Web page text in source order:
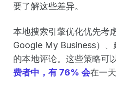
要了解这些差异。
本地搜索引擎优化优先考
Google My Business）
的本地评论。这些策略可
费者中，有 76% 会在一